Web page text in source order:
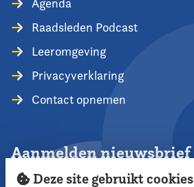
Agenda
Raadsleden Podcast
Leeromgeving
Privacyverklaring
Contact opnemen
Aanmelden nieuwsbrief
Deze site gebruikt cookies